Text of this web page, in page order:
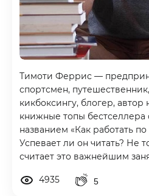
Тимоти Феррис —
спортсмен,
кикбоксингу, блогер,
книжные топы
названием «Как работать
Успевает ли он читать? Не
считает это важнейшим
4935 5